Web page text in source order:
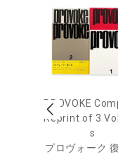
PROVOKE
Reprint of 3
s
プロヴォーク